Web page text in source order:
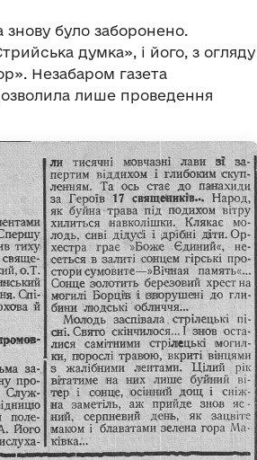
знову було заборонено.
думка», і його, з огляду
Незабаром газета
лише проведення